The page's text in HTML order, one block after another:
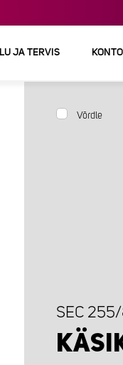
ILU JA TERVIS
Võrdle
SEC